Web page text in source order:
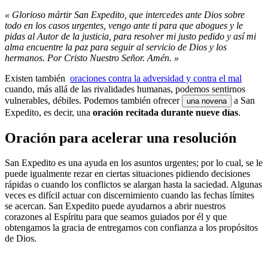
« Glorioso mártir San Expedito, que intercedes ante Dios sobre
todo en los casos urgentes, vengo ante ti para que abogues y le
pidas al Autor de la justicia, para resolver mi justo pedido y así mi
alma encuentre la paz para seguir al servicio de Dios y los
hermanos. Por Cristo Nuestro Señor. Amén. »
Existen también oraciones contra la adversidad y contra el mal
cuando, más allá de las rivalidades humanas, podemos sentirnos
vulnerables, débiles. Podemos también ofrecer
una novena
a San
Expedito, es decir, una oración recitada durante nueve días.
Oración para acelerar una resolución
San Expedito es una ayuda en los asuntos urgentes; por lo cual, se le
puede igualmente rezar en ciertas situaciones pidiendo decisiones
rápidas o cuando los conflictos se alargan hasta la saciedad. Algunas
veces es difícil actuar con discernimiento cuando las fechas límites
se acercan. San Expedito puede ayudarnos a abrir nuestros
corazones al Espíritu para que seamos guiados por él y que
obtengamos la gracia de entregarnos con confianza a los propósitos
de Dios.